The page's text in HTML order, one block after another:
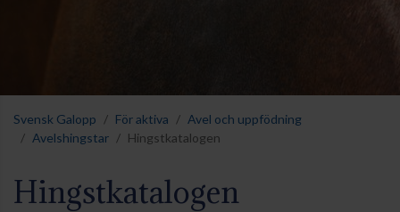
Svensk Galopp För aktiva
Avel och uppfödning
Avelshingstar
Hingstkatalogen
Hingstkatalogen